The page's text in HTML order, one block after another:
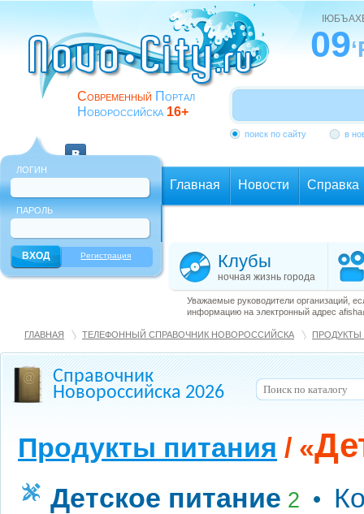
Современный Портал
Новороссийска 16+
09
поиск по сайту в
ЛОГИН
ПАРОЛЬ
Регистрация
Главная Новости Справка
Клубы
ночная жизнь города
Уважаемые руководители организаций,
информацию на электронный адрес
ГЛАВНАЯ ТЕЛЕФОННЫЙ СПРАВОЧНИК НОВОРОССИЙСКА
Справочник
Новороссийска 2026
Продукты питания / «
Детское питание 2 •